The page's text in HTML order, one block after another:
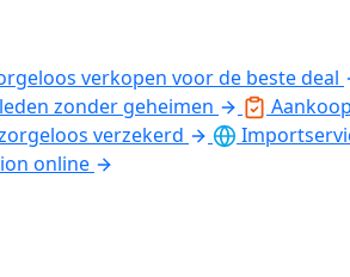
verkopen voor de beste deal
zonder geheimen
verzekerd
online